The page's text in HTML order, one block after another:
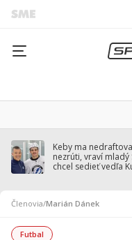
Keby ma
nezrúti, vraví mladý
chcel sedieť vedľa
Členovia/Marián Dánek
Futbal